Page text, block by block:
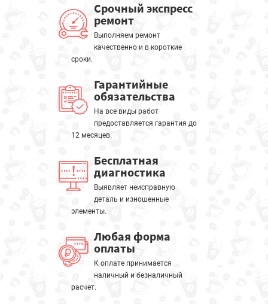
Срочный экспресс
ремонт
Выполняем ремонт
качественно и в короткие
сроки.
Гарантийные
обязательства
На все виды работ
предоставляется гарантия до
12 месяцев.
Бесплатная
диагностика
Выявляет неисправную
деталь и изношенные
элементы.
Любая форма
оплаты
К оплате принимается
наличный и безналичный
расчет.